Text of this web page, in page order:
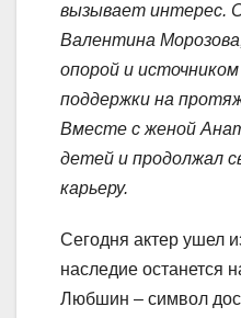
вызывает интерес.
Валентина
опорой и
поддержки на
Вместе с женой
детей и продолжал
карьеру.
Сегодня актер ушел
наследие останется
Любшин – символ